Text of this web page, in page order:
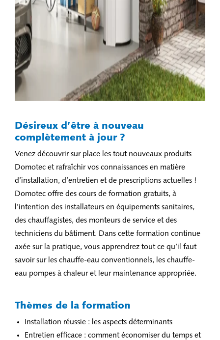
Désireux d’être à nouveau
complètement à jour ?
Venez découvrir sur place les tout nouveaux produits
Domotec et rafraîchir vos connaissances en matière
d’installation, d’entretien et de prescriptions actuelles !
Domotec offre des cours de formation gratuits, à
l’intention des installateurs en équipements sanitaires,
des chauffagistes, des monteurs de service et des
techniciens du bâtiment. Dans cette formation continue
axée sur la pratique, vous apprendrez tout ce qu’il faut
savoir sur les chauffe-eau conventionnels, les chauffe-
eau pompes à chaleur et leur maintenance appropriée.
Thèmes de la formation
Installation réussie : les aspects déterminants
Entretien efficace : comment économiser du temps et